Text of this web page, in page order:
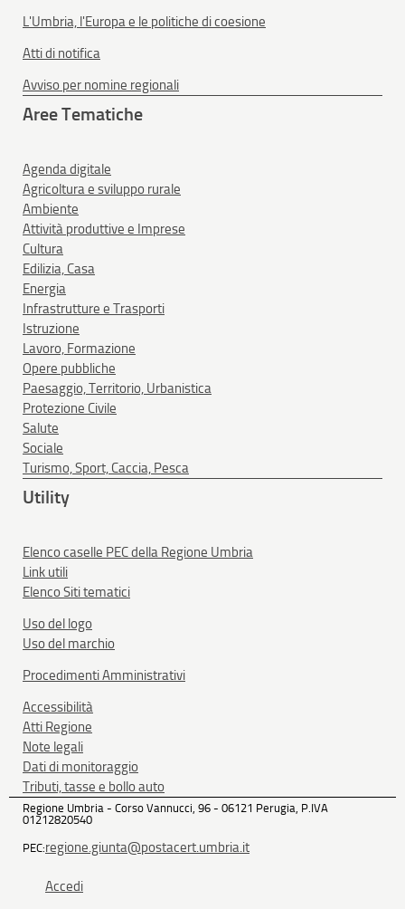
L'Umbria, l'Europa e le politiche di coesione
Atti di notifica
Avviso per nomine regionali
Aree Tematiche
Agenda digitale
Agricoltura e sviluppo rurale
Ambiente
Attività produttive e Imprese
Cultura
Edilizia, Casa
Energia
Infrastrutture e Trasporti
Istruzione
Lavoro, Formazione
Opere pubbliche
Paesaggio, Territorio, Urbanistica
Protezione Civile
Salute
Sociale
Turismo, Sport, Caccia, Pesca
Utility
Elenco caselle PEC della Regione Umbria
Link utili
Elenco Siti tematici
Uso del logo
Uso del marchio
Procedimenti Amministrativi
Accessibilità
Atti Regione
Note legali
Dati di monitoraggio
Tributi, tasse e bollo auto
Regione Umbria - Corso Vannucci, 96 - 06121 Perugia, P.IVA
01212820540
PEC:regione.giunta@postacert.umbria.it
Accedi